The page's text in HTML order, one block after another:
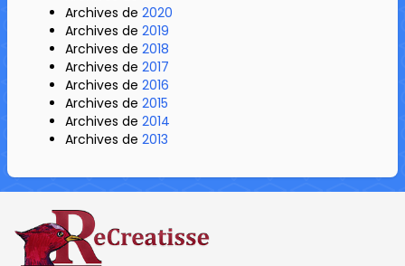
Archives de 2020
Archives de 2019
Archives de 2018
Archives de 2017
Archives de 2016
Archives de 2015
Archives de 2014
Archives de 2013